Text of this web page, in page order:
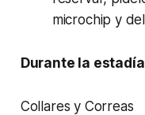
microchip y
Durante la
Collares y Correas